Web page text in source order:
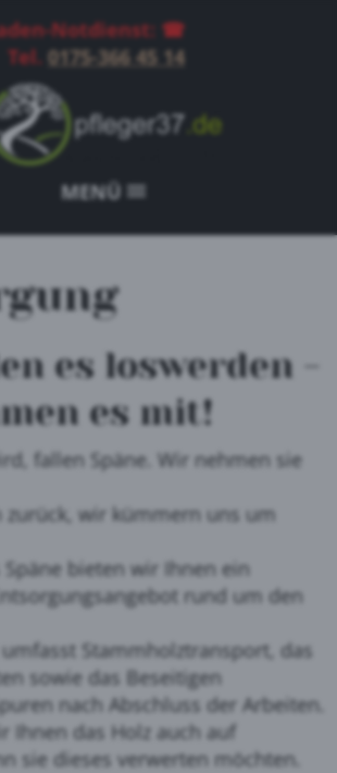
Notdienst: ☎
Tel. 0175-366 45 14
MENÜ
es loswerden -
es mit!
fallen Späne. Wir nehmen sie
zurück, wir kümmern uns um
bieten wir Ihnen ein
rund um den
Stammholztransport, das
sowie das Beseitigen
nach Abschluss der Arbeiten.
Ihnen das Holz auch auf
sie dieses verwerten möchten.